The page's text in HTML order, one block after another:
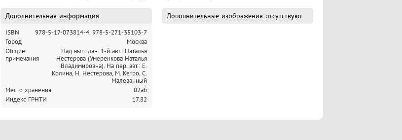
Дополнительная информация
ISBN 978-5-17-073814-4, 978-5-271-35103-7
Город
Москва
Общие
примечания
Над вып. дан. 1-й авт.: Наталья
Нестерова (Умеренкова Наталья
Владимировна). На пер. авт.: Е.
Колина, Н. Нестерова, М. Кетро, С.
Малеванный
Место хранения
02аб
Индекс ГРНТИ
17.82
Дополнительные изображения отсутствуют